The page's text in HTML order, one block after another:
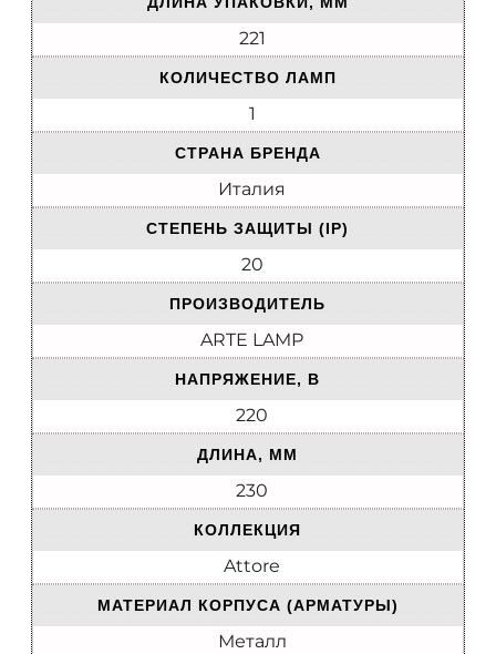
221
КОЛИЧЕСТВО ЛАМП
1
СТРАНА БРЕНДА
Италия
СТЕПЕНЬ ЗАЩИТЫ (IP)
20
ПРОИЗВОДИТЕЛЬ
ARTE LAMP
НАПРЯЖЕНИЕ, В
220
ДЛИНА, ММ
230
КОЛЛЕКЦИЯ
Attore
МАТЕРИАЛ КОРПУСА (АРМАТУРЫ)
Металл